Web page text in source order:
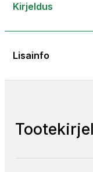
Kirjeldus
Lisainfo